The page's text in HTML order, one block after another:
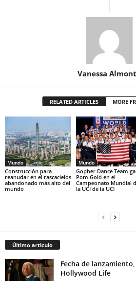
Vanessa
RELATED ARTICLES MORE
Mundo
Construcción para
reanudar en el rascacielos
abandonado más alto del
mundo
Mundo
Gopher Dance Team
Pom Gold en el
Campeonato Mundial
la UCI de la UCI
Último artículo
Fecha de
Hollywood Life